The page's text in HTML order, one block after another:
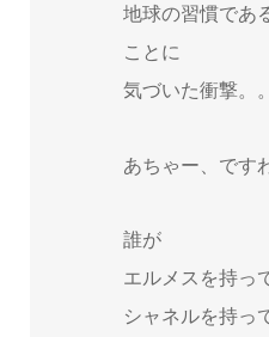
地球の習慣であ
ことに
気づいた衝撃。
あちゃー、です
誰が
エルメスを持っ
シャネルを持っ